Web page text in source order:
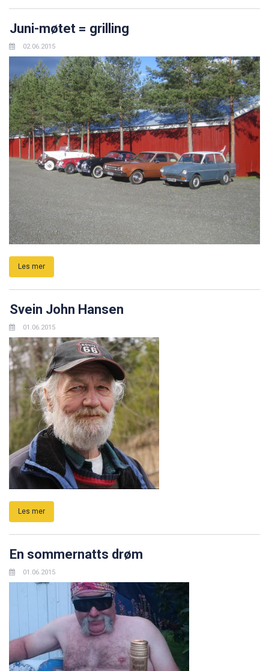
Juni-møtet = grilling
02.06.2015
Les mer
Svein John Hansen
01.06.2015
Les mer
En sommernatts drøm
01.06.2015